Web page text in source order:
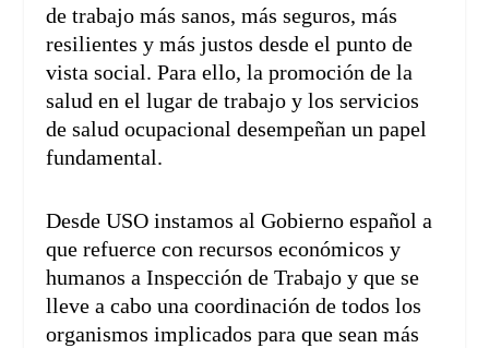
de trabajo más sanos, más seguros, más
resilientes y más justos desde el punto de
vista social. Para ello, la promoción de la
salud en el lugar de trabajo y los servicios
de salud ocupacional desempeñan un papel
fundamental.
Desde USO instamos al Gobierno español a
que refuerce con recursos económicos y
humanos a Inspección de Trabajo y que se
lleve a cabo una coordinación de todos los
organismos implicados para que sean más